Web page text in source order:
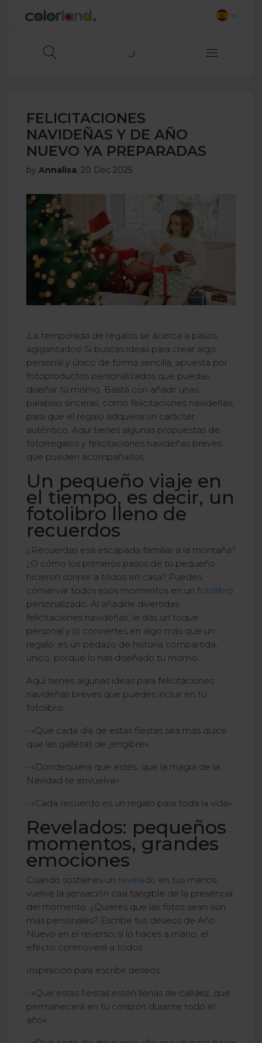
FELICITACIONES
NAVIDEÑAS Y DE AÑO
NUEVO YA PREPARADAS
by Annalisa, 20 Dec 2025
¡La temporada de regalos se acerca a pasos
agigantados! Si buscas ideas para crear algo
personal y único de forma sencilla, apuesta por
fotoproductos personalizados que puedas
diseñar tú mismo. Basta con añadir unas
palabras sinceras, como felicitaciones navideñas,
para que el regalo adquiera un carácter
auténtico. Aquí tienes algunas propuestas de
fotorregalos y felicitaciones navideñas breves
que pueden acompañarlos.
Un pequeño viaje en
el tiempo, es decir, un
fotolibro lleno de
recuerdos
¿Recuerdas esa escapada familiar a la montaña?
¿O cómo los primeros pasos de tu pequeño
hicieron sonreír a todos en casa? Puedes
conservar todos esos momentos en un fotolibro
personalizado. Al añadirle divertidas
felicitaciones navideñas, le das un toque
personal y lo conviertes en algo más que un
regalo: es un pedazo de historia compartida,
único, porque lo has diseñado tú mismo.
Aquí tienes algunas ideas para felicitaciones
navideñas breves que puedes incluir en tu
fotolibro:
• «Que cada día de estas fiestas sea más dulce
que las galletas de jengibre».
• «Dondequiera que estés, que la magia de la
Navidad te envuelva».
• «Cada recuerdo es un regalo para toda la vida».
Revelados: pequeños
momentos, grandes
emociones
Cuando sostienes un revelado en tus manos,
vuelve la sensación casi tangible de la presencia
del momento. ¿Quieres que las fotos sean aún
más personales? Escribe tus deseos de Año
Nuevo en el reverso; si lo haces a mano, el
efecto conmoverá a todos.
Inspiración para escribir deseos:
• «Que estas fiestas estén llenas de calidez, que
permanecerá en tu corazón durante todo el
año».